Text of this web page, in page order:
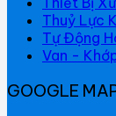
Thuỷ Lực
Tự Động
Van -
GOOGLE